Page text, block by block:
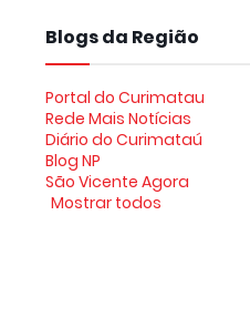
Blogs da Região
Portal do Curimatau
Rede Mais Notícias
Diário do Curimataú
Blog NP
São Vicente Agora
Mostrar todos